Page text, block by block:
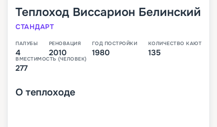
Теплоход Виссарион Белинский
СТАНДАРТ
ПАЛУБЫ
4
РЕНОВАЦИЯ
2010
ГОД ПОСТРОЙКИ
1980
КОЛИЧЕСТВО КАЮТ
135
ВМЕСТИМОСТЬ (ЧЕЛОВЕК)
277
О теплоходе